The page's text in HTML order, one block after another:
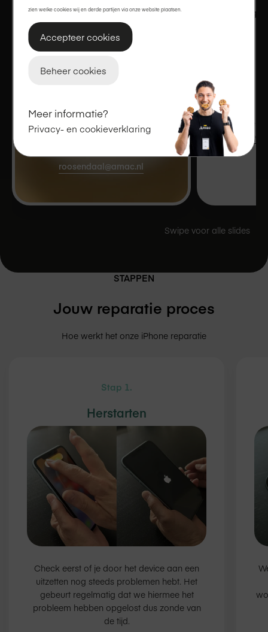
4701 BB, Roosendaal
roosendaal@amac.nl
Donderdag
Zondag
Voor actuele
winkelpagina
Swipe voor alle slides
STAPPEN
Jouw reparatie proces
Hoe werkt het onze iPhone reparatie
Stap 1.
Herstarten
Check eerst of je door het device aan een
uitzetten nog steeds problemen hebt. Het
gebeurt regelmatig dat we hiermee het
probleem hebben opgelost dus zonde van
de tijd.
zien welke cookies wij en derde partijen via onze website plaatsen.
Accepteer cookies
Beheer cookies
Meer informatie?
Privacy- en cookieverklaring